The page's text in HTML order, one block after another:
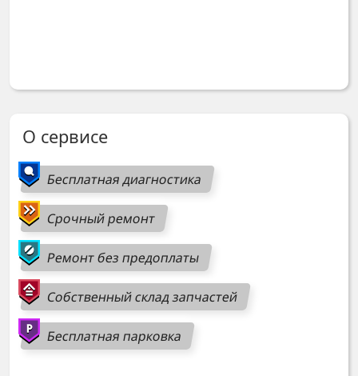
О сервисе
Бесплатная диагностика
Срочный ремонт
Ремонт без предоплаты
Собственный склад запчастей
Бесплатная парковка